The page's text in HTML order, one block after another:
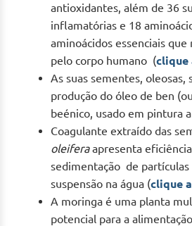
antioxidantes, além de 36
inflamatórias e 18
aminoácidos essenciais que
pelo corpo humano (clique
As suas sementes, oleosas,
produção do óleo de ben (ou
beénico, usado em pintura
Coagulante extraído das
oleiferaapresenta
sedimentação de partículas
suspensão na água (clique
A moringa é uma planta
potencial para a